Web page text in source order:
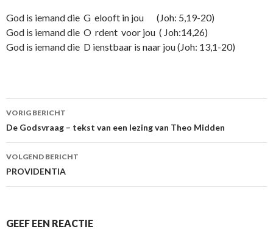
God is iemand die G elooft in jou (Joh: 5,19-20)
God is iemand die O rdent voor jou ( Joh:14,26)
God is iemand die D ienstbaar is naar jou (Joh: 13,1-20)
Berichtnavigatie
VORIG BERICHT
De Godsvraag – tekst van een lezing van Theo Midden
VOLGEND BERICHT
PROVIDENTIA
GEEF EEN REACTIE